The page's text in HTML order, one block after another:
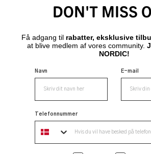
DON'T MISS
Få adgang til rabatter, eksklusive
at blive medlem af vores community.
NORDIC!
Navn E-mail
Telefonnummer